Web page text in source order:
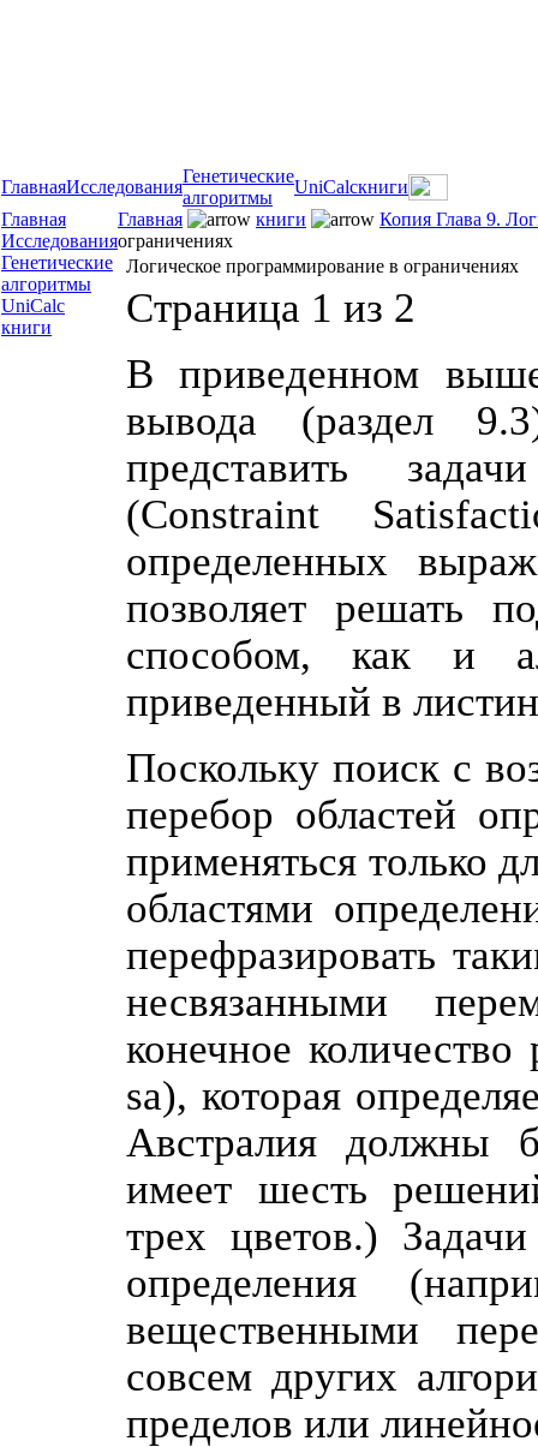
ГлавнаяИсследования
Генетические
алгоритмы
UniCalcкниги
Главная
Исследования
Генетические
алгоритмы
UniCalc
книги
Главная книги
Копия Глава 9.
ограничениях
Логическое программирование в ограничениях
Страница 1 из 2
В приведенном
вывода (раздел
представить
(Constraint
определенных
позволяет решать
способом, как и
приведенный в
Поскольку поиск с
перебор областей
применяться только
областями
перефразировать
несвязанными
конечное
sa), которая
Австралия должны
имеет шесть
трех цветов.)
определения
вещественными
совсем других
пределов или